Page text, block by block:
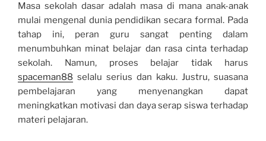
Masa sekolah dasar adalah masa di mana anak-anak
mulai mengenal dunia pendidikan secara formal. Pada
tahap ini, peran guru sangat penting dalam
menumbuhkan minat belajar dan rasa cinta terhadap
sekolah. Namun, proses belajar tidak harus
spaceman88 selalu serius dan kaku. Justru, suasana
pembelajaran yang menyenangkan dapat
meningkatkan motivasi dan daya serap siswa terhadap
materi pelajaran.